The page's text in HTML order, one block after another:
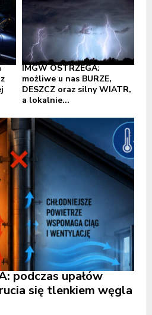
IMGW OSTRZEGA:
możliwe u nas BURZE,
DESZCZ oraz silny WIATR,
a lokalnie...
podczas upałów
się tlenkiem węgla